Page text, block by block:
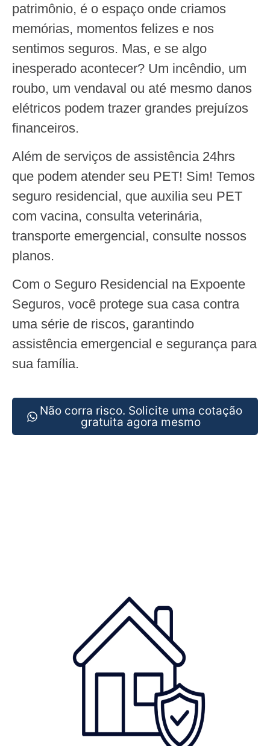
patrimônio, é o espaço onde criamos
memórias, momentos felizes e nos
sentimos seguros. Mas, e se algo
inesperado acontecer? Um incêndio, um
roubo, um vendaval ou até mesmo danos
elétricos podem trazer grandes prejuízos
financeiros.
Além de serviços de assistência 24hrs
que podem atender seu PET! Sim! Temos
seguro residencial, que auxilia seu PET
com vacina, consulta veterinária,
transporte emergencial, consulte nossos
planos.
Com o Seguro Residencial na Expoente
Seguros, você protege sua casa contra
uma série de riscos, garantindo
assistência emergencial e segurança para
sua família.
Não corra risco. Solicite uma cotação
gratuita agora mesmo